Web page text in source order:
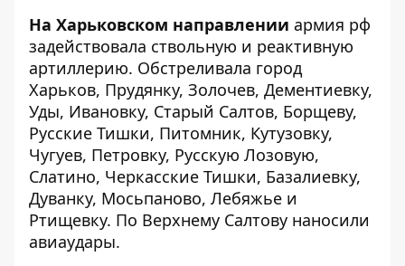
На Харьковском направлении армия рф
задействовала ствольную и реактивную
артиллерию. Обстреливала город
Харьков, Прудянку, Золочев, Дементиевку,
Уды, Ивановку, Старый Салтов, Борщеву,
Русские Тишки, Питомник, Кутузовку,
Чугуев, Петровку, Русскую Лозовую,
Слатино, Черкасские Тишки, Базалиевку,
Дуванку, Мосьпаново, Лебяжье и
Ртищевку. По Верхнему Салтову наносили
авиаудары.